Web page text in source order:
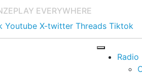
PLAY EVERYWHERE
Youtube X-twitter Threads Tiktok
Radio